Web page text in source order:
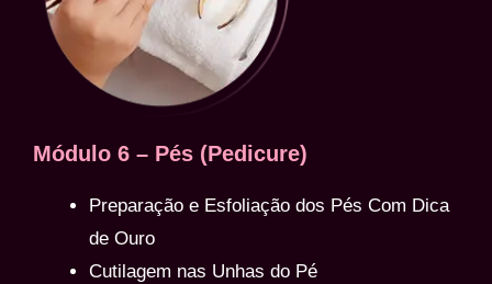
Módulo 6 – Pés (Pedicure)
Preparação e Esfoliação dos Pés Com Dica
de Ouro
Cutilagem nas Unhas do Pé